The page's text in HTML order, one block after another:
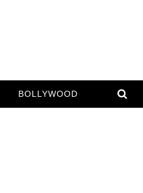
BOLLYWOOD